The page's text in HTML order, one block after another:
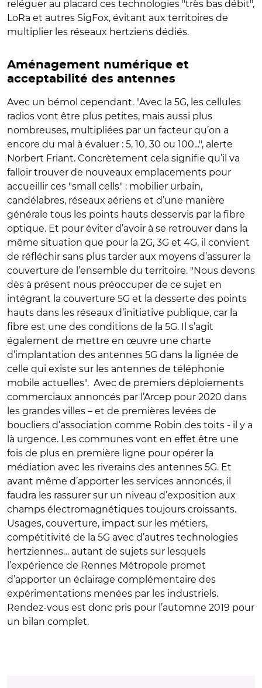
reléguer au placard ces technologies "très bas débit",
LoRa et autres SigFox, évitant aux territoires de
multiplier les réseaux hertziens dédiés.
Aménagement numérique et
acceptabilité des antennes
Avec un bémol cependant. "Avec la 5G, les cellules
radios vont être plus petites, mais aussi plus
nombreuses, multipliées par un facteur qu’on a
encore du mal à évaluer : 5, 10, 30 ou 100...", alerte
Norbert Friant. Concrètement cela signifie qu’il va
falloir trouver de nouveaux emplacements pour
accueillir ces "small cells" : mobilier urbain,
candélabres, réseaux aériens et d’une manière
générale tous les points hauts desservis par la fibre
optique. Et pour éviter d’avoir à se retrouver dans la
même situation que pour la 2G, 3G et 4G, il convient
de réfléchir sans plus tarder aux moyens d’assurer la
couverture de l’ensemble du territoire. "Nous devons
dès à présent nous préoccuper de ce sujet en
intégrant la couverture 5G et la desserte des points
hauts dans les réseaux d’initiative publique, car la
fibre est une des conditions de la 5G. Il s’agit
également de mettre en œuvre une charte
d’implantation des antennes 5G dans la lignée de
celle qui existe sur les antennes de téléphonie
mobile actuelles". Avec de premiers déploiements
commerciaux annoncés par l’Arcep pour 2020 dans
les grandes villes – et de premières levées de
boucliers d’association comme Robin des toits - il y a
là urgence. Les communes vont en effet être une
fois de plus en première ligne pour opérer la
médiation avec les riverains des antennes 5G. Et
avant même d’apporter les services annoncés, il
faudra les rassurer sur un niveau d’exposition aux
champs électromagnétiques toujours croissants.
Usages, couverture, impact sur les métiers,
compétitivité de la 5G avec d’autres technologies
hertziennes… autant de sujets sur lesquels
l’expérience de Rennes Métropole promet
d’apporter un éclairage complémentaire des
expérimentations menées par les industriels.
Rendez-vous est donc pris pour l’automne 2019 pour
un bilan complet.